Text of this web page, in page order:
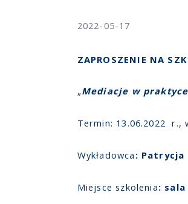
2022-05-17
ZAPROSZENIE NA
„Mediacje w
Termin: 13.06.2022 r.,
Wykładowca : Patrycja
Miejsce szkolenia: